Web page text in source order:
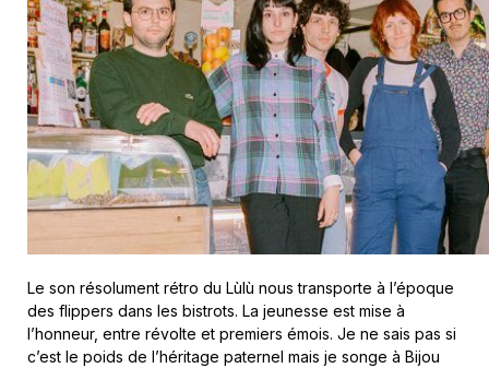
Le son résolument rétro du Lùlù nous transporte à l’époque
des flippers dans les bistrots. La jeunesse est mise à
l’honneur, entre révolte et premiers émois. Je ne sais pas si
c’est le poids de l’héritage paternel mais je songe à Bijou